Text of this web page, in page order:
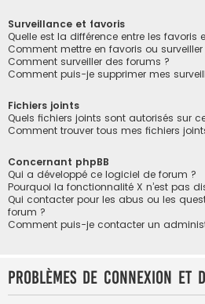
Surveillance et favoris
Quelle est la différence entre les favoris
Comment mettre en favoris ou
Comment surveiller des forums ?
Comment puis-je supprimer mes
Fichiers joints
Quels fichiers joints sont autorisés sur
Comment trouver tous mes fichiers
Concernant phpBB
Qui a développé ce logiciel de forum ?
Pourquoi la fonctionnalité X n’est pas
Qui contacter pour les abus ou les
forum ?
Comment puis-je contacter un
Problèmes de connexion et